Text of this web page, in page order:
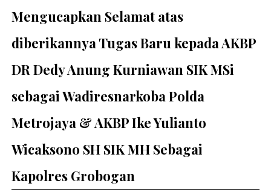
Mengucapkan Selamat atas
diberikannya Tugas Baru kepada AKBP
DR Dedy Anung Kurniawan SIK MSi
sebagai Wadiresnarkoba Polda
Metrojaya & AKBP Ike Yulianto
Wicaksono SH SIK MH Sebagai
Kapolres Grobogan